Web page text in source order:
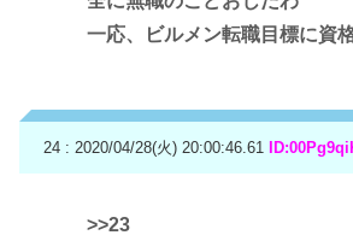
一応、ビルメン転職目標に資
24 : 2020/04/28(火) 20:00:46.61
>>23